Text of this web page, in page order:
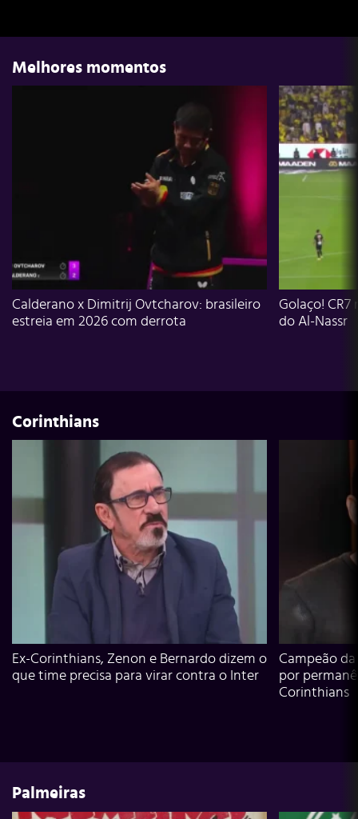
Melhores momentos
Calderano x Dimitrij Ovtcharov: brasileiro
estreia em 2026 com derrota
Golaço!
do Al-Nassr
Corinthians
Ex-Corinthians, Zenon e Bernardo dizem o
que time precisa para virar contra o Inter
Campeão
por
Corinthians
Palmeiras